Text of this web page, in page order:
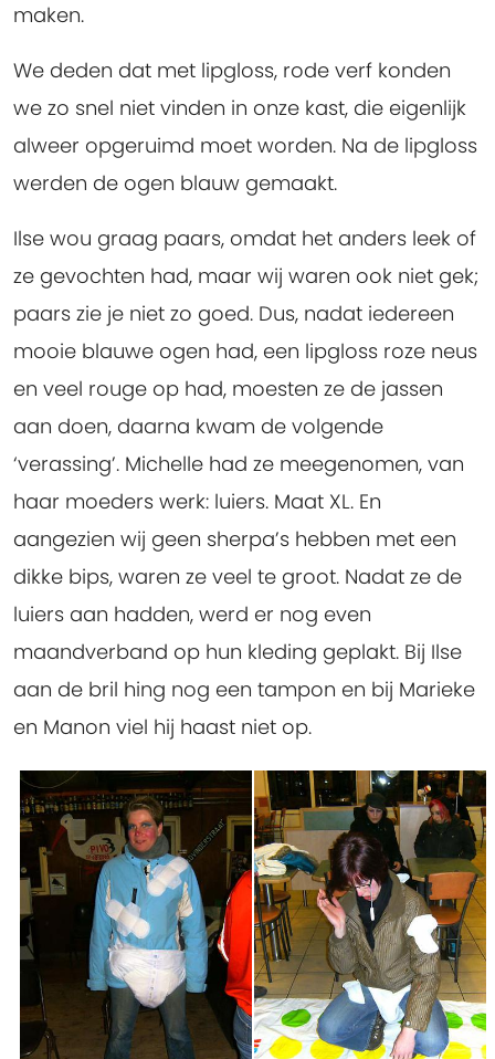
maken.
We deden dat met lipgloss, rode verf konden
we zo snel niet vinden in onze kast, die eigenlijk
alweer opgeruimd moet worden. Na de lipgloss
werden de ogen blauw gemaakt.
Ilse wou graag paars, omdat het anders leek of
ze gevochten had, maar wij waren ook niet gek;
paars zie je niet zo goed. Dus, nadat iedereen
mooie blauwe ogen had, een lipgloss roze neus
en veel rouge op had, moesten ze de jassen
aan doen, daarna kwam de volgende
‘verassing’. Michelle had ze meegenomen, van
haar moeders werk: luiers. Maat XL. En
aangezien wij geen sherpa’s hebben met een
dikke bips, waren ze veel te groot. Nadat ze de
luiers aan hadden, werd er nog even
maandverband op hun kleding geplakt. Bij Ilse
aan de bril hing nog een tampon en bij Marieke
en Manon viel hij haast niet op.